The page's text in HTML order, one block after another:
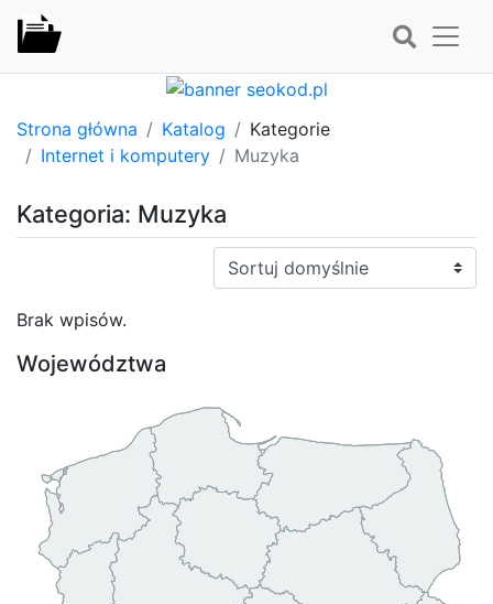
Strona główna Katalog
Kategorie
Internet i komputery
Muzyka
Kategoria: Muzyka
Sortuj:
Brak wpisów.
Województwa